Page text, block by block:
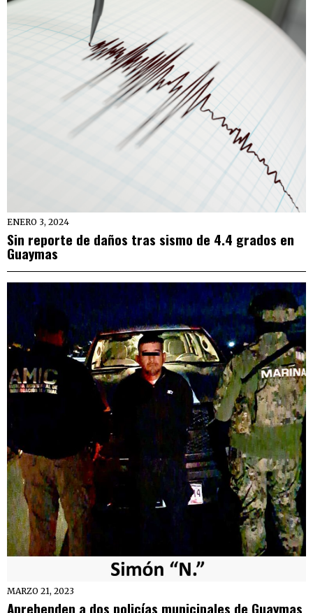
ENERO 3, 2024
Sin reporte de daños tras sismo de 4.4 grados en
Guaymas
MARZO 21, 2023
Aprehenden a dos policías municipales de Guaymas